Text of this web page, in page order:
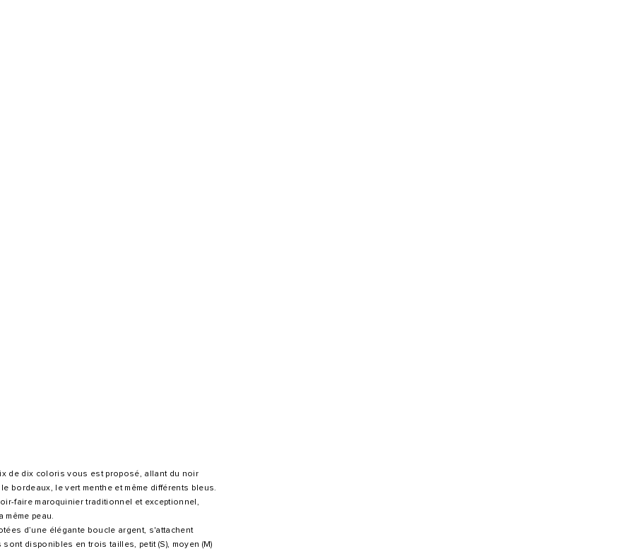
de dix coloris vous est proposé, allant du noir
bordeaux, le vert menthe et même différents bleus.
faire maroquinier traditionnel et exceptionnel,
peau.
d’une élégante boucle argent, s'attachent
disponibles en trois tailles, petit (S), moyen (M)